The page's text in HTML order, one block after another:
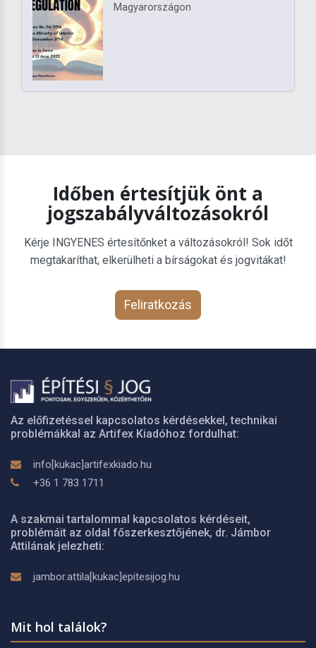
Magyarországon
Időben értesítjük önt a
jogszabályváltozásokról
Kérje INGYENES értesítőnket a változásokról! Sok időt
megtakaríthat, elkerülheti a bírságokat és jogvitákat!
Feliratkozás
Az előfizetéssel kapcsolatos kérdésekkel, technikai
problémákkal az Artifex Kiadóhoz fordulhat:
info[kukac]artifexkiado.hu
+36 1 783 1711
A szakmai tartalommal kapcsolatos kérdéseit,
problémáit az oldal főszerkesztőjének, dr. Jámbor
Attilának jelezheti:
jambor.attila[kukac]epitesijog.hu
Mit hol találok?